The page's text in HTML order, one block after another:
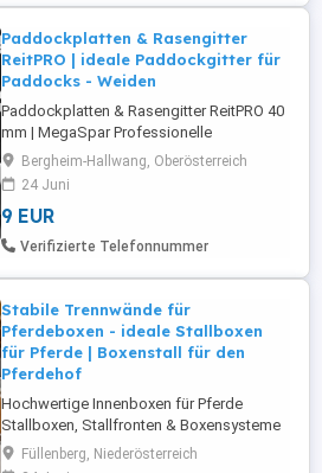
wasserdurchlässige ...
Paddockplatten & Rasengitter
ReitPRO | ideale Paddockgitter für
Paddocks - Weiden
Paddockplatten & Rasengitter ReitPRO 40
mm | MegaSpar Professionelle
Paddockplatten für Pferde, Reitplätze,
Parkplätze und Zufahrten Die ReitPRO 40
mm Paddockplatten von MegaSpar sind
die ideale Lösung für eine dauerhafte,
stabile und matschfreie
Pferdepaddocks, ...
Bergheim-Hallwang, Oberösterreich
24 Juni
9 EUR
Verifizierte Telefonnummer
Stabile Trennwände für
Pferdeboxen - ideale Stallboxen
für Pferde | Boxenstall für den
Pferdehof
Hochwertige Innenboxen für Pferde
Stallboxen, Stallfronten & Boxensysteme
direkt vom Hersteller Hochwertige
Innenboxen für Pferde direkt aus eigener
Füllenberg, Niederösterreich